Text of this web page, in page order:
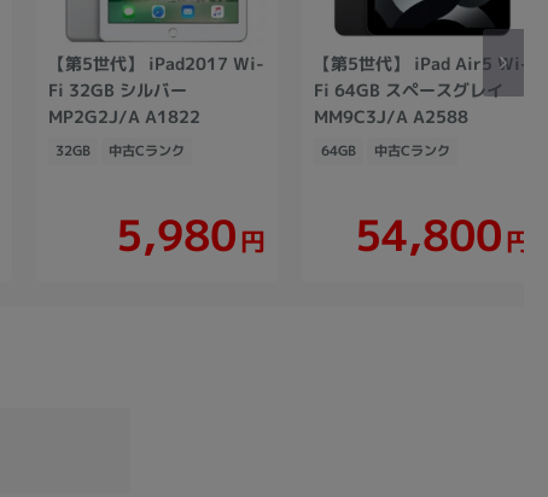
【第5世代】 iPad2017 Wi-
Fi 32GB シルバー
MP2G2J/A A1822
32GB 中古Cランク
5,980円
【第5世代】 iPad Air5 Wi-
Fi 64GB スペースグレイ
MM9C3J/A A2588
64GB 中古Cランク
54,800円